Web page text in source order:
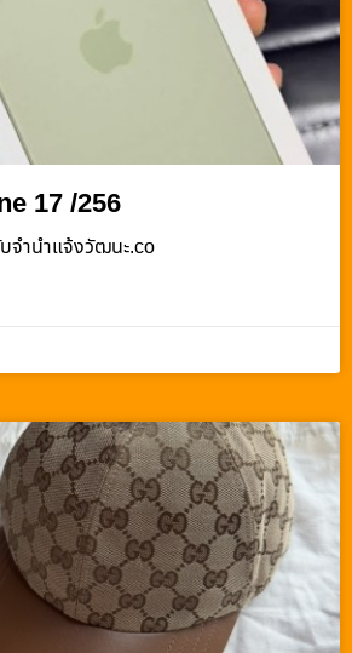
17 /256
จํานําแจ้งวัฒนะ.co